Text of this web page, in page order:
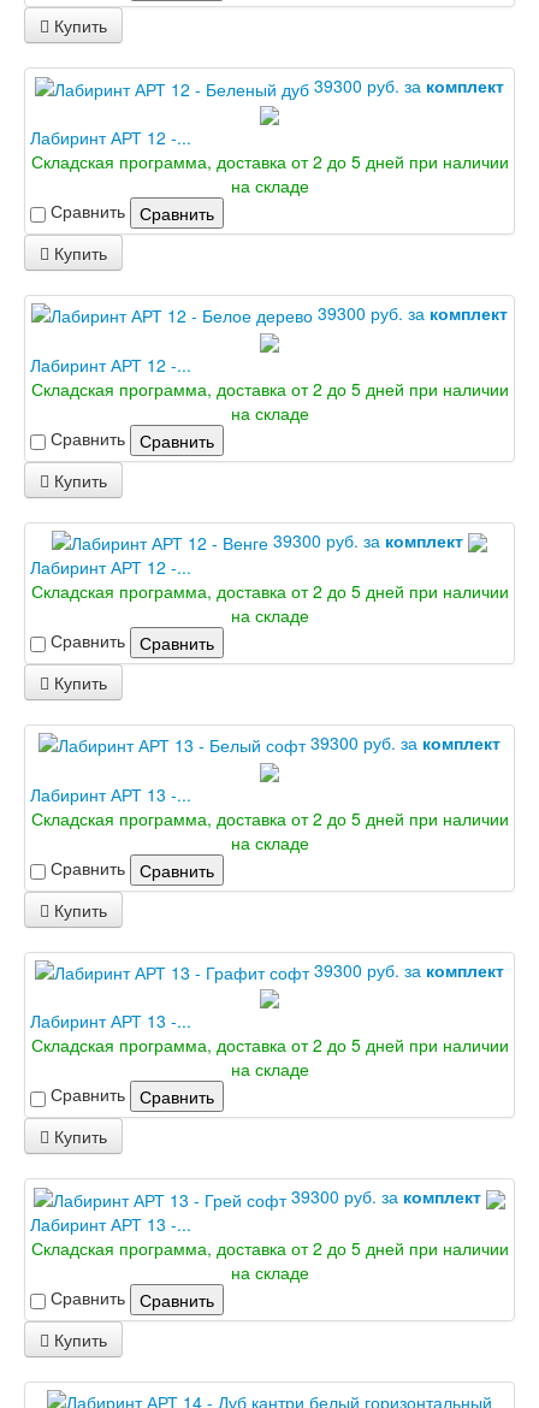
Купить
39300 руб. за комплект
Лабиринт АРТ 12 -...
Складская программа, доставка от 2 до 5 дней при наличии
на складе
Сравнить Сравнить
Купить
39300 руб. за комплект
Лабиринт АРТ 12 -...
Складская программа, доставка от 2 до 5 дней при наличии
на складе
Сравнить Сравнить
Купить
39300 руб. за комплект
Лабиринт АРТ 12 -...
Складская программа, доставка от 2 до 5 дней при наличии
на складе
Сравнить Сравнить
Купить
39300 руб. за комплект
Лабиринт АРТ 13 -...
Складская программа, доставка от 2 до 5 дней при наличии
на складе
Сравнить Сравнить
Купить
39300 руб. за комплект
Лабиринт АРТ 13 -...
Складская программа, доставка от 2 до 5 дней при наличии
на складе
Сравнить Сравнить
Купить
39300 руб. за комплект
Лабиринт АРТ 13 -...
Складская программа, доставка от 2 до 5 дней при наличии
на складе
Сравнить Сравнить
Купить